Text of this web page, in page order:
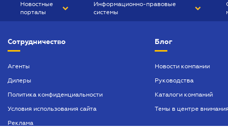
Новостные
порталы
БИЗНЕС
Информационно-правовые
системы
БУХГАЛТЕР ПРОФ
ЮРИСТ ПРОФ
Сотрудничество
Агенты
Дилеры
Политика конфиденциальности
Условия использования сайта
Реклама
Блог
Новости компании
Руководства
Каталоги компаний
Темы в центре внимания